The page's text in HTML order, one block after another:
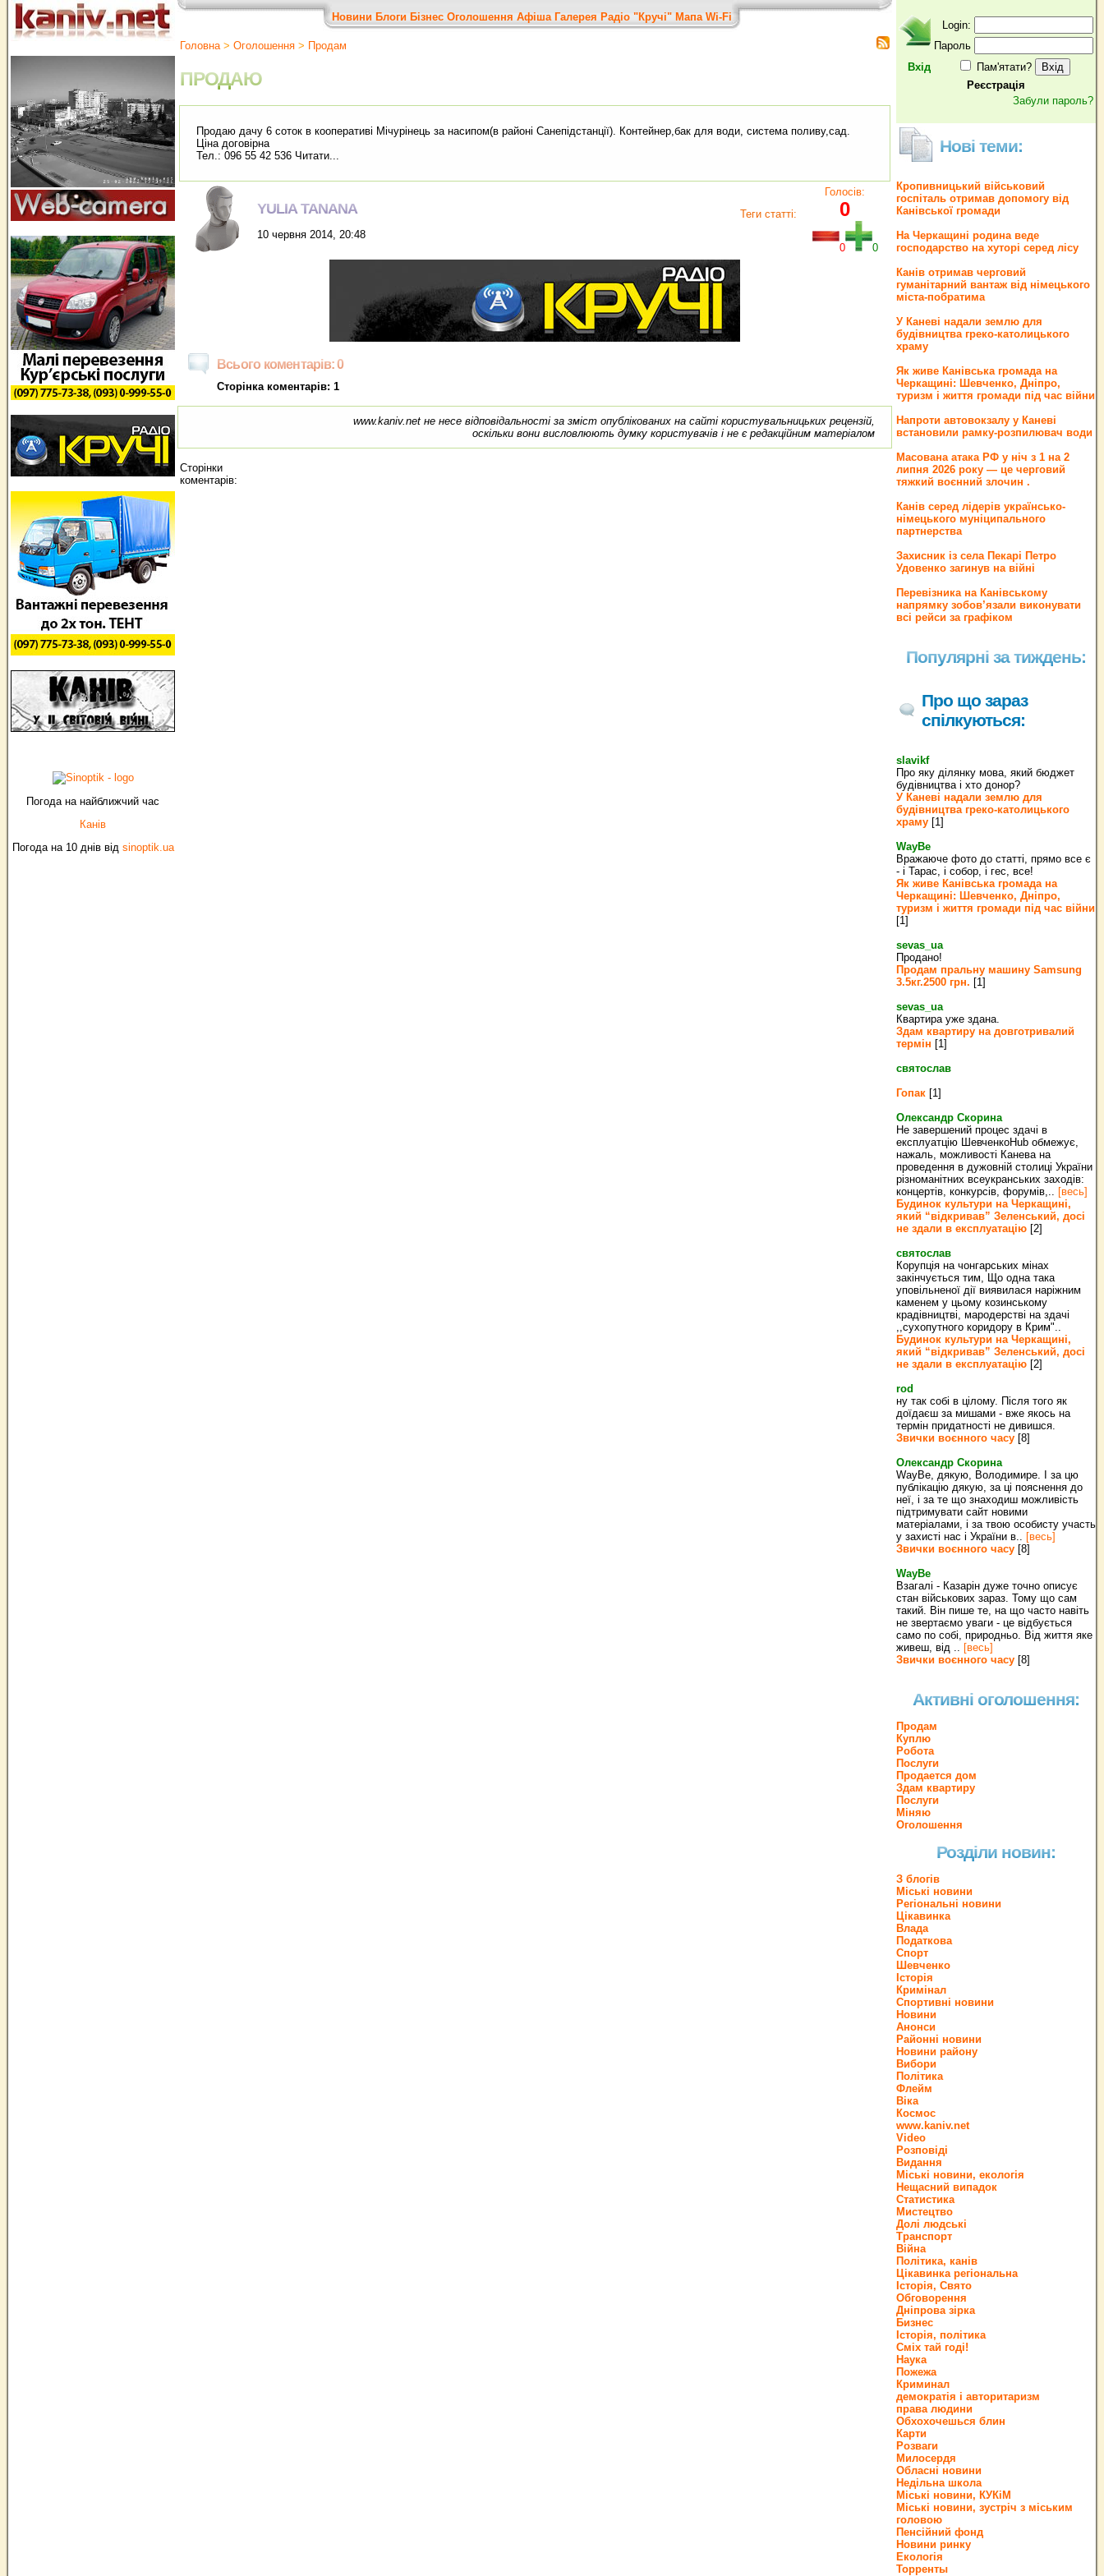
Погода на найближчий час
Канів
Погода на 10 днів від sinoptik.ua
Новини Блоги Бізнес Оголошення Афіша Галерея Радіо "Кручі" Мапа Wi-Fi
Головна> Оголошення > Продам
ПРОДАЮ
Продаю дачу 6 соток в кооперативі Мічурінець за насипом(в районі Санепідстанції). Контейнер,бак для води, система поливу,сад.
Ціна договірна
Тел.: 096 55 42 536 Читати...
YULIA TANANA
10 червня 2014, 20:48
Теги статті:
Голосів:
0
0 0
Всього коментарів: 0
Сторінка коментарів: 1
www.kaniv.net не несе відповідальності за зміст опублікованих на сайті користувальницьких рецензій,
оскільки вони висловлюють думку користувачів і не є редакційним матеріалом
Сторінки
коментарів:
Вхід
Login:
Пароль
Пам'ятати?
Реєстрація
Забули пароль?
Нові теми:
Кропивницький військовий
госпіталь отримав допомогу від
Канівської громади
На Черкащині родина веде
господарство на хуторі серед лісу
Канів отримав черговий
гуманітарний вантаж від німецького
міста-побратима
У Каневі надали землю для
будівництва греко‐католицького
храму
Як живе Канівська громада на
Черкащині: Шевченко, Дніпро,
туризм і життя громади під час війни
Напроти автовокзалу у Каневі
встановили рамку-розпилювач води
Масована атака РФ у ніч з 1 на 2
липня 2026 року — це черговий
тяжкий воєнний злочин .
Канів серед лідерів українсько-
німецького муніципального
партнерства
Захисник із села Пекарі Петро
Удовенко загинув на війні
Перевізника на Канівському
напрямку зобов’язали виконувати
всі рейси за графіком
Популярні за тиждень:
Про що зараз
спілкуються:
slavikf
Про яку ділянку мова, який бюджет
будівництва і хто донор?
У Каневі надали землю для
будівництва греко‐католицького
храму [1]
WayBe
Вражаюче фото до статті, прямо все є
- і Тарас, і собор, і гес, все!
Як живе Канівська громада на
Черкащині: Шевченко, Дніпро,
туризм і життя громади під час війни
[1]
sevas_ua
Продано!
Продам пральну машину Samsung
3.5кг.2500 грн. [1]
sevas_ua
Квартира уже здана.
Здам квартиру на довготривалий
термін [1]
святослав
Гопак [1]
Олександр Скорина
Не завершений процес здачі в
експлуатцію ШевченкоHub обмежує,
нажаль, можливості Канева на
проведення в дужовній столиці України
різноманітних всеукранських заходів:
концертів, конкурсів, форумів,.. [весь]
Будинок культури на Черкащині,
який “відкривав” Зеленський, досі
не здали в експлуатацію [2]
святослав
Корупція на чонгарських мінах
закінчується тим, Що одна така
уповільненої дії виявилася наріжним
каменем у цьому козинському
крадівництві, мародерстві на здачі
,,сухопутного коридору в Крим"..
Будинок культури на Черкащині,
який “відкривав” Зеленський, досі
не здали в експлуатацію [2]
rod
ну так собі в цілому. Після того як
доїдаєш за мишами - вже якось на
термін придатності не дивишся.
Звички воєнного часу [8]
Олександр Скорина
WayBe, дякую, Володимире. І за цю
публікацію дякую, за ці пояснення до
неї, і за те що знаходиш можливість
підтримувати сайт новими
матеріалами, і за твою особисту участь
у захисті нас і України в.. [весь]
Звички воєнного часу [8]
WayBe
Взагалі - Казарін дуже точно описує
стан військових зараз. Тому що сам
такий. Він пише те, на що часто навіть
не звертаємо уваги - це відбується
само по собі, природньо. Від життя яке
живеш, від .. [весь]
Звички воєнного часу [8]
Активні оголошення:
Продам
Куплю
Робота
Послуги
Продается дом
Здам квартиру
Послуги
Міняю
Оголошення
Розділи новин:
З блогів
Міські новини
Регіональні новини
Цікавинка
Влада
Податкова
Спорт
Шевченко
Історія
Кримінал
Спортивні новини
Новини
Анонси
Районні новини
Новини району
Вибори
Політика
Флейм
Віка
Космос
www.kaniv.net
Video
Розповіді
Видання
Міські новини, екологія
Нещасний випадок
Статистика
Мистецтво
Долі людські
Транспорт
Війна
Політика, канів
Цікавинка регіональна
Історія, Свято
Обговорення
Дніпрова зірка
Бизнес
Історія, політика
Сміх тай годі!
Наука
Пожежа
Криминал
демократія і авторитаризм
права людини
Обхохочешься блин
Карти
Розваги
Милосердя
Обласні новини
Недільна школа
Міські новини, КУКіМ
Міські новини, зустріч з міським
головою
Пенсійний фонд
Новини ринку
Екологія
Торренты